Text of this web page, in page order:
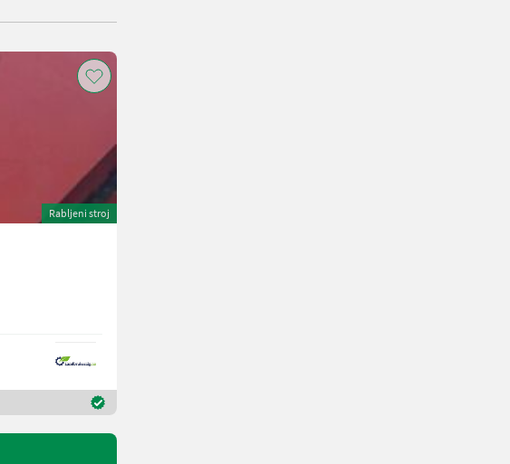
Rabljeni stroj